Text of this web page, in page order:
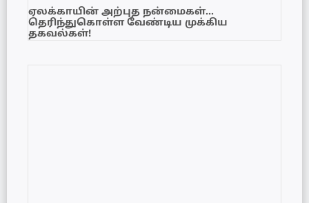
ஏலக்காயின் அற்புத நன்மைகள்…
தெரிந்துகொள்ள வேண்டிய முக்கிய
தகவல்கள்!